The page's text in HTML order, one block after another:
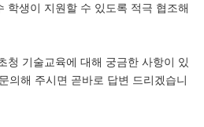
학생이 지원할 수 있도록 적극 협조해
청 기술교육에 대해 궁금한 사항이 있
의해 주시면 곧바로 답변 드리겠습니